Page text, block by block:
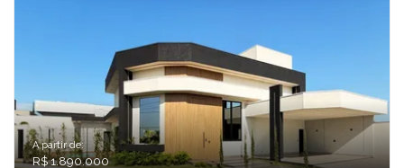
A partir de:
R$ 1.890.000